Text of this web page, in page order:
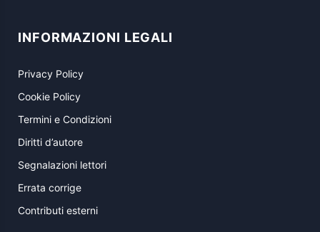
INFORMAZIONI LEGALI
Privacy Policy
Cookie Policy
Termini e Condizioni
Diritti d’autore
Segnalazioni lettori
Errata corrige
Contributi esterni